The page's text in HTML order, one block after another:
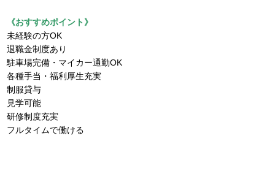
《おすすめポイント》
未経験の方OK
退職金制度あり
駐車場完備・マイカー通勤OK
各種手当・福利厚生充実
制服貸与
見学可能
研修制度充実
フルタイムで働ける